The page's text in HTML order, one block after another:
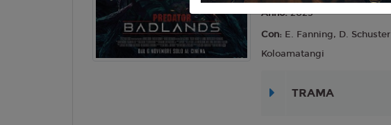
Anno:2025
Con: E. Fanning, D. Schuster
Koloamatangi
TRAMA